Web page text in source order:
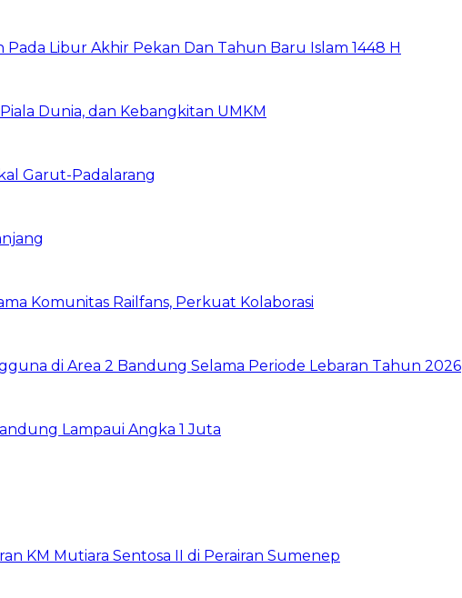
Libur Akhir Pekan Dan Tahun Baru Islam 1448 H
Dunia, dan Kebangkitan UMKM
Garut-Padalarang
Komunitas Railfans, Perkuat Kolaborasi
di Area 2 Bandung Selama Periode Lebaran Tahun 2026
Lampaui Angka 1 Juta
KM Mutiara Sentosa II di Perairan Sumenep